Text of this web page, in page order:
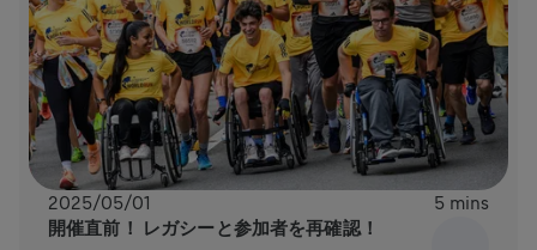
2025/05/01 5 mins
開催直前！ レガシーと参加者を再確認！